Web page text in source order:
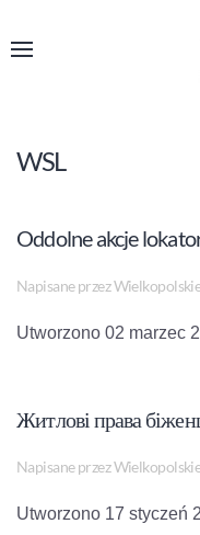
WSL
Oddolne akcje
Napisane przez
Utworzono 02 marzec
Житлові права
Napisane przez
Utworzono 17 styczeń